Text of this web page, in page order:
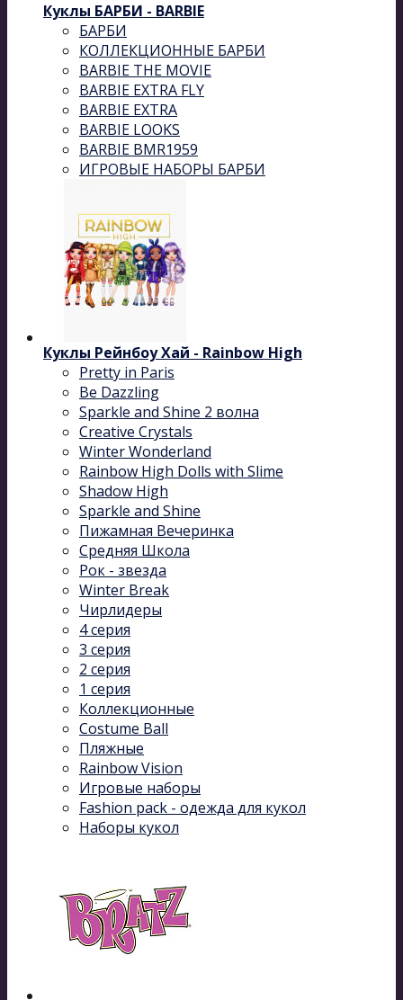
Куклы БАРБИ - BARBIE
БАРБИ
КОЛЛЕКЦИОННЫЕ БАРБИ
BARBIE THE MOVIE
BARBIE EXTRA FLY
BARBIE EXTRA
BARBIE LOOKS
BARBIE BMR1959
ИГРОВЫЕ НАБОРЫ БАРБИ
Куклы Рейнбоу Хай - Rainbow High
Pretty in Paris
Be Dazzling
Sparkle and Shine 2 волна
Сreative Сrystals
Winter Wonderland
Rainbow High Dolls with Slime
Shadow High
Sparkle and Shine
Пижамная Вечеринка
Средняя Школа
Рок - звезда
Winter Break
Чирлидеры
4 серия
3 серия
2 серия
1 серия
Коллекционные
Costume Ball
Пляжные
Rainbow Vision
Игровые наборы
Fashion pack - одежда для кукол
Наборы кукол